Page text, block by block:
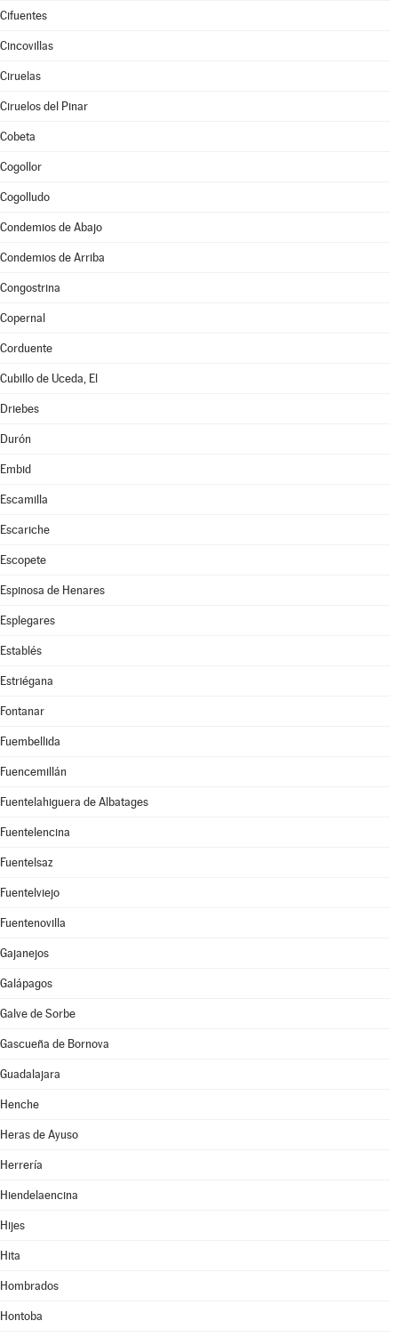
Cifuentes
Cincovillas
Ciruelas
Ciruelos del Pinar
Cobeta
Cogollor
Cogolludo
Condemios de Abajo
Condemios de Arriba
Congostrina
Copernal
Corduente
Cubillo de Uceda, El
Driebes
Durón
Embid
Escamilla
Escariche
Escopete
Espinosa de Henares
Esplegares
Establés
Estriégana
Fontanar
Fuembellida
Fuencemillán
Fuentelahiguera de Albatages
Fuentelencina
Fuentelsaz
Fuentelviejo
Fuentenovilla
Gajanejos
Galápagos
Galve de Sorbe
Gascueña de Bornova
Guadalajara
Henche
Heras de Ayuso
Herrería
Hiendelaencina
Hijes
Hita
Hombrados
Hontoba